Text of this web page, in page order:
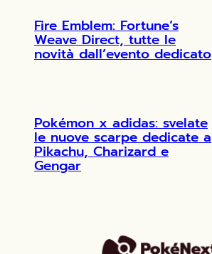
Fire Emblem: Fortune’s
Weave Direct, tutte le
novità dall’evento dedicato
Pokémon x adidas: svelate
le nuove scarpe dedicate a
Pikachu, Charizard e
Gengar